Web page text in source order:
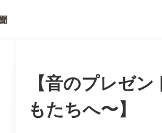
【音のプレゼ
もたちへ〜】